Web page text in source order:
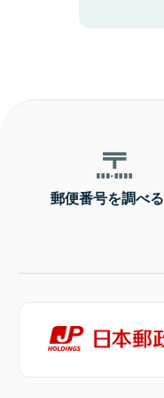
郵便番号を調べる